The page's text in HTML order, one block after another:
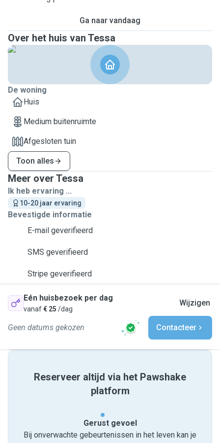
Ga naar vandaag
Over het huis van Tessa
De woning
Huis
Medium buitenruimte
Afgesloten tuin
Toon alles
Meer over Tessa
Ik heb ervaring ...
10-20 jaar ervaring
Bevestigde informatie
E-mail geverifieerd
SMS geverifieerd
Stripe geverifieerd
Eén huisbezoek per dag
vanaf€ 25 /dag
Wijzigen
Geen datums gekozen Contacteer
Reserveer altijd via het Pawshake
platform
Gerust gevoel
Bij onverwachte gebeurtenissen in het leven kan je